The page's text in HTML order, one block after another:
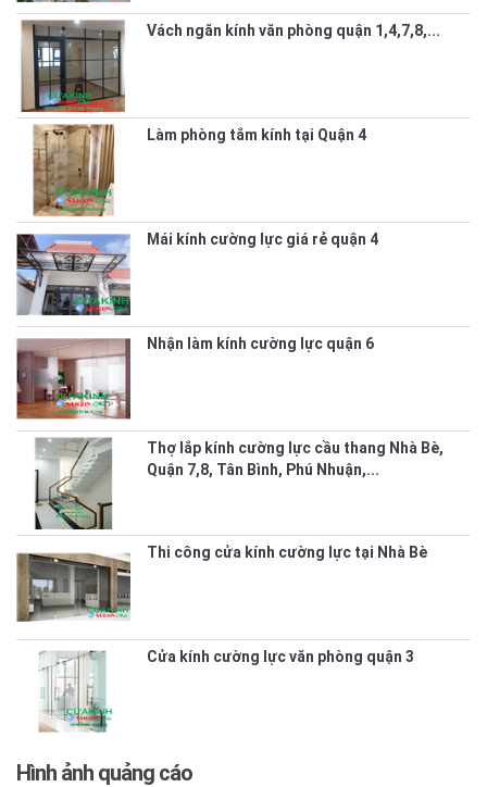
Vách ngăn kính văn phòng quận 1,4,7,8,...
Làm phòng tắm kính tại Quận 4
Mái kính cường lực giá rẻ quận 4
Nhận làm kính cường lực quận 6
Thợ lắp kính cường lực cầu thang Nhà Bè,
Quận 7,8, Tân Bình, Phú Nhuận,...
Thi công cửa kính cường lực tại Nhà Bè
Cửa kính cường lực văn phòng quận 3
Hình ảnh quảng cáo